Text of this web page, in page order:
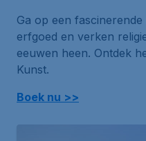
Ga op een
erfgoed en verken
eeuwen heen. Ontdek
Kunst.
Boek nu >>